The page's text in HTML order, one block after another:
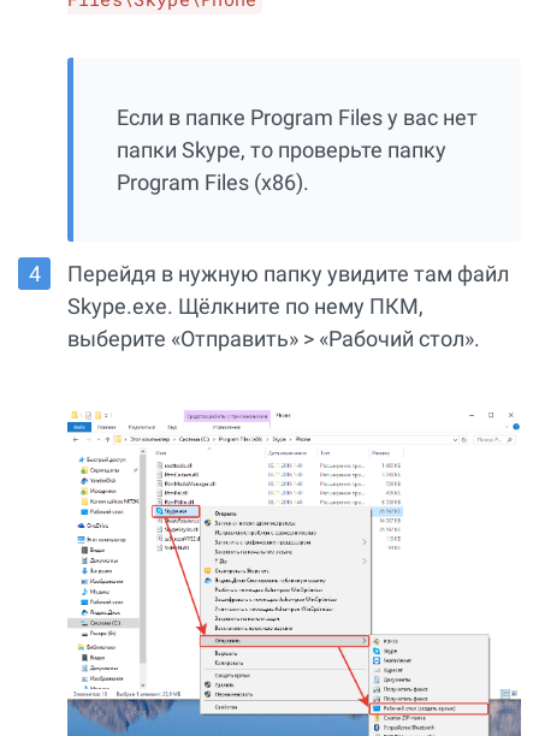
Если в папке Program Files у вас нет
папки Skype, то проверьте папку
Program Files (x86).
Перейдя в нужную папку увидите там файл
Skype.exe. Щёлкните по нему ПКМ,
выберите «Отправить» > «Рабочий стол».